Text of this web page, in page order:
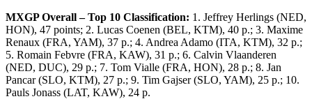
MXGP Overall – Top 10 Classification: 1. Jeffrey Herlings (NED,
HON), 47 points; 2. Lucas Coenen (BEL, KTM), 40 p.; 3. Maxime
Renaux (FRA, YAM), 37 p.; 4. Andrea Adamo (ITA, KTM), 32 p.;
5. Romain Febvre (FRA, KAW), 31 p.; 6. Calvin Vlaanderen
(NED, DUC), 29 p.; 7. Tom Vialle (FRA, HON), 28 p.; 8. Jan
Pancar (SLO, KTM), 27 p.; 9. Tim Gajser (SLO, YAM), 25 p.; 10.
Pauls Jonass (LAT, KAW), 24 p.